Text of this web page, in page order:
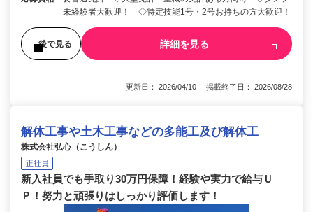
未経験者大歓迎！ ◇特定技能1号・2号お持ちの方大歓迎！
後で見る 詳細を見る
更新日： 2026/04/10 掲載終了日： 2026/08/28
解体工事や土木工事などの多能工及び解体工
株式会社弘心（こうしん）
正社員
新入社員でも手取り30万円保障！経験や実力で給与Ｕ
Ｐ！努力と頑張りはしっかり評価します！